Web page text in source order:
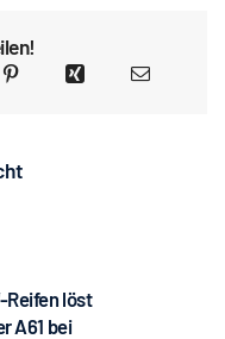
Reifen löst
A61 bei